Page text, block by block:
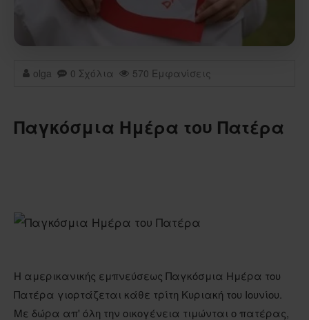
olga 0 Σχόλια 570 Εμφανίσεις
Παγκόσμια Ημέρα του Πατέρα
Η αμερικανικής εμπνεύσεως Παγκόσμια Ημέρα του
Πατέρα γιορτάζεται κάθε τρίτη Κυριακή του Ιουνίου.
Με δώρα απ' όλη την οικογένεια τιμώνται ο πατέρας,